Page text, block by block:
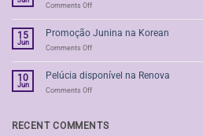
Comments Offon
Korean
(última
15
Jun
Promoção Junina na Korean
Comments Offon
na
Korean
10
Jun
Pelúcia disponível na Renova
Comments Offon
na
Renova
RECENT COMMENTS